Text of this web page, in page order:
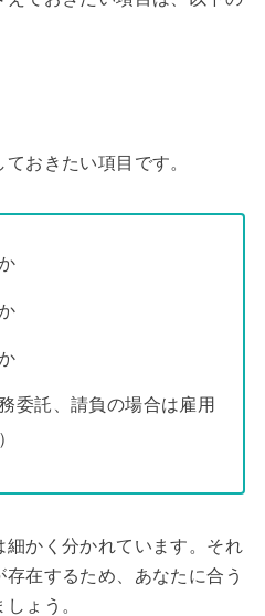
おきたい項目です。
委託、請負の場合は雇用
細かく分かれています。それ
在するため、あなたに合う
ょう。